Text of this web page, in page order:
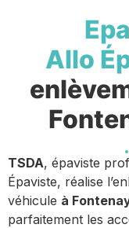
Allo
TSDA, épaviste
Épaviste, réalise
véhicule à
parfaitement les